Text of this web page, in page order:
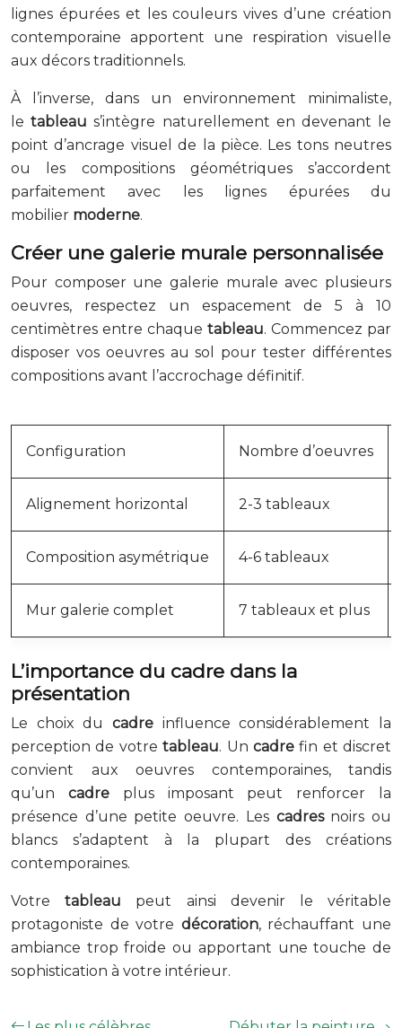
lignes épurées et les couleurs vives d’une création
contemporaine apportent une respiration visuelle
aux décors traditionnels.
À l’inverse, dans un environnement minimaliste,
letableau s’intègre naturellement en devenant le
point d’ancrage visuel de la pièce. Les tons neutres
ou les compositions géométriques s’accordent
parfaitement avec les lignes épurées du
mobilier moderne.
Créer une galerie murale personnalisée
Pour composer une galerie murale avec plusieurs
oeuvres, respectez un espacement de 5 à 10
centimètres entre chaque tableau. Commencez par
disposer vos oeuvres au sol pour tester différentes
compositions avant l’accrochage définitif.
Configuration Nombre d’oeuvres
Alignement horizontal 2-3 tableaux
Composition asymétrique 4-6 tableaux
Mur galerie complet 7 tableaux et plus
L’importance du cadre dans la
présentation
Le choix du cadre influence considérablement la
perception de votretableau. Un cadrefin et discret
convient aux oeuvres contemporaines, tandis
qu’un cadreplus imposant peut renforcer la
présence d’une petite oeuvre. Les cadresnoirs ou
blancs s’adaptent à la plupart des créations
contemporaines.
Votretableau peut ainsi devenir le véritable
protagoniste de votre décoration, réchauffant une
ambiance trop froide ou apportant une touche de
sophistication à votre intérieur.